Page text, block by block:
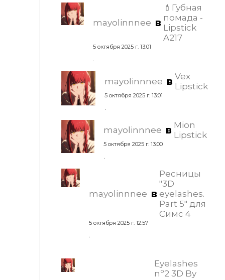
mayolinnnee в
💄Губная
помада -
Lipstick
A217
5 октября 2025 г. 13:01
mayolinnnee в Vex
Lipstick
5 октября 2025 г. 13:01
mayolinnnee в Mion
Lipstick
5 октября 2025 г. 13:00
mayolinnnee в
Ресницы
"3D
eyelashes.
Part 5" для
Симс 4
5 октября 2025 г. 12:57
Eyelashes
nº2 3D By